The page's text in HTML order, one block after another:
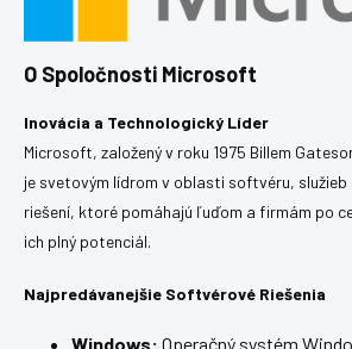
O Spoločnosti Microsoft
Inovácia a Technologický Líder
Microsoft, založený v roku 1975 Billem
je svetovým lídrom v oblasti softvéru, služieb
riešení, ktoré pomáhajú ľuďom a firmám po
ich plný potenciál.
Najpredávanejšie Softvérové Riešenia
Windows: Operačný systém